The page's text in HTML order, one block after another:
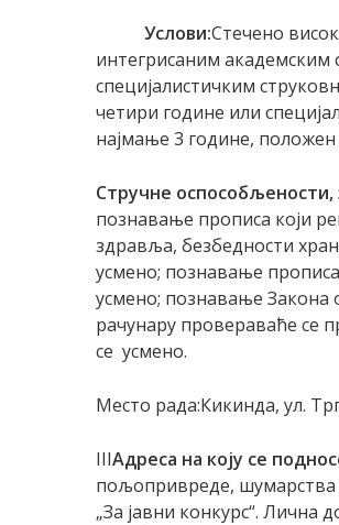
Услови:Стечено
интегрисаним академским
специјалистичким
четири године или
најмање 3 године,
Стручне оспособљености,
познавање прописа који
здравља, безбедности
усмено; познавање
усмено; познавање Закона
рачунару провераваће се
се усмено.
Место рада:Кикинда, ул.
IIIAдреса на коју се поднос
пољопривреде, шумарства
„За јавни конкурс“. Лична